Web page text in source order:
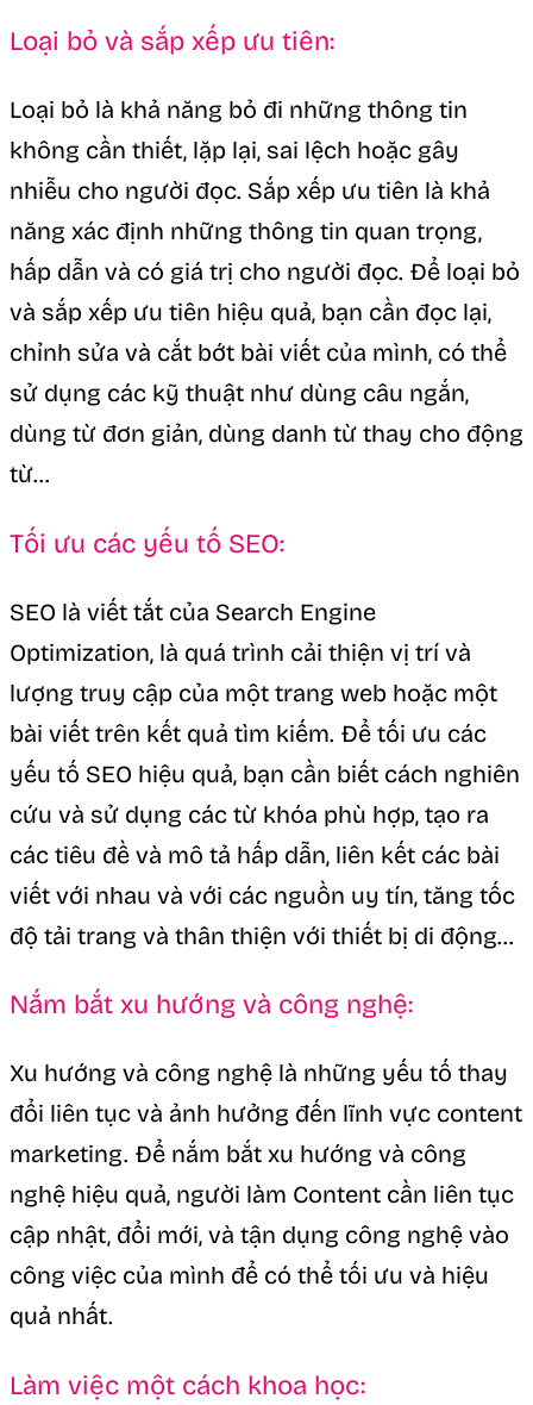
Loại bỏ và sắp xếp ưu tiên:
Loại bỏ là khả năng bỏ đi những thông tin
không cần thiết, lặp lại, sai lệch hoặc gây
nhiễu cho người đọc. Sắp xếp ưu tiên là khả
năng xác định những thông tin quan trọng,
hấp dẫn và có giá trị cho người đọc. Để loại bỏ
và sắp xếp ưu tiên hiệu quả, bạn cần đọc lại,
chỉnh sửa và cắt bớt bài viết của mình, có thể
sử dụng các kỹ thuật như dùng câu ngắn,
dùng từ đơn giản, dùng danh từ thay cho động
từ…
Tối ưu các yếu tố SEO:
SEO là viết tắt của Search Engine
Optimization, là quá trình cải thiện vị trí và
lượng truy cập của một trang web hoặc một
bài viết trên kết quả tìm kiếm. Để tối ưu các
yếu tố SEO hiệu quả, bạn cần biết cách nghiên
cứu và sử dụng các từ khóa phù hợp, tạo ra
các tiêu đề và mô tả hấp dẫn, liên kết các bài
viết với nhau và với các nguồn uy tín, tăng tốc
độ tải trang và thân thiện với thiết bị di động…
Nắm bắt xu hướng và công nghệ:
Xu hướng và công nghệ là những yếu tố thay
đổi liên tục và ảnh hưởng đến lĩnh vực content
marketing. Để nắm bắt xu hướng và công
nghệ hiệu quả, người làm Content cần liên tục
cập nhật, đổi mới, và tận dụng công nghệ vào
công việc của mình để có thể tối ưu và hiệu
quả nhất.
Làm việc một cách khoa học: